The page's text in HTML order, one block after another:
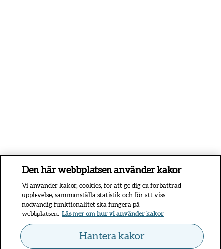
Den här webbplatsen använder kakor
Vi använder kakor, cookies, för att ge dig en förbättrad
upplevelse, sammanställa statistik och för att viss
nödvändig funktionalitet ska fungera på
webbplatsen. Läs mer om hur vi använder kakor
Hantera kakor